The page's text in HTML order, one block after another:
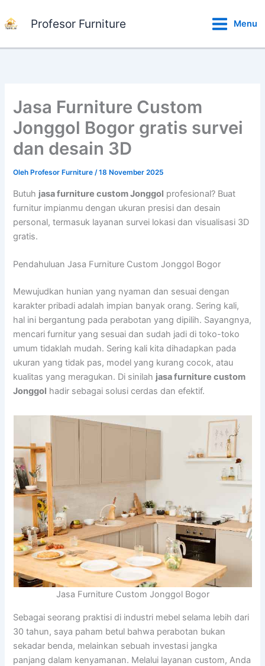
ke
Profesor Furniture Menu
Jasa Furniture Custom
Jonggol Bogor gratis survei
dan desain 3D
Oleh Profesor Furniture/18 November 2025
Butuh jasa furniture custom Jonggol profesional? Buat
furnitur impianmu dengan ukuran presisi dan desain
personal, termasuk layanan survei lokasi dan visualisasi 3D
gratis.
Pendahuluan Jasa Furniture Custom Jonggol Bogor
Mewujudkan hunian yang nyaman dan sesuai dengan
karakter pribadi adalah impian banyak orang. Sering kali,
hal ini bergantung pada perabotan yang dipilih. Sayangnya,
mencari furnitur yang sesuai dan sudah jadi di toko-toko
umum tidaklah mudah. Sering kali kita dihadapkan pada
ukuran yang tidak pas, model yang kurang cocok, atau
kualitas yang meragukan. Di sinilah jasa furniture custom
Jonggol hadir sebagai solusi cerdas dan efektif.
Jasa Furniture Custom Jonggol Bogor
Sebagai seorang praktisi di industri mebel selama lebih dari
30 tahun, saya paham betul bahwa perabotan bukan
sekadar benda, melainkan sebuah investasi jangka
panjang dalam kenyamanan. Melalui layanan custom, Anda